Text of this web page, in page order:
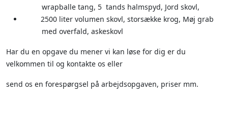
wrapballe tang, 5 tands halmspyd, Jord skovl,
2500 liter volumen skovl, storsække krog, Møj grab
med overfald, askeskovl
Har du en opgave du mener vi kan løse for dig er du
velkommen til og kontakte os eller
send os en forespørgsel på arbejdsopgaven, priser mm.